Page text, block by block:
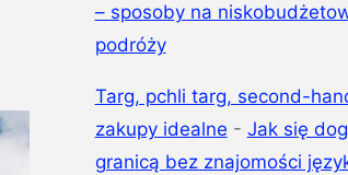
– sposoby na
podróży
Targ, pchli targ, second-
zakupy idealne - Jak się
granicą bez znajomości